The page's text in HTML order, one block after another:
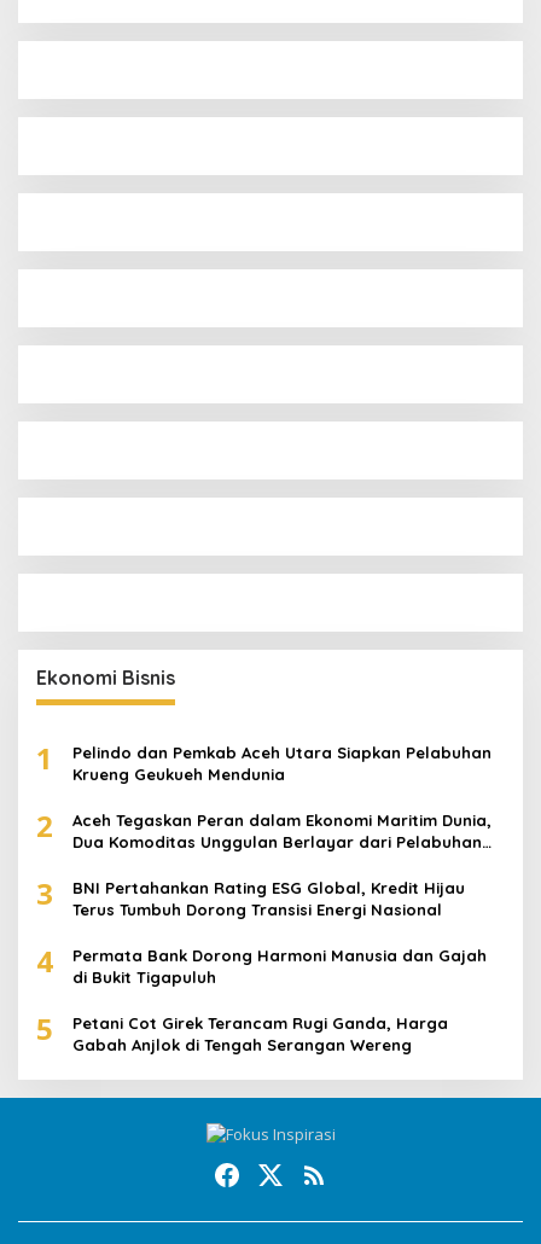
Ekonomi Bisnis
1
Pelindo dan Pemkab Aceh Utara Siapkan Pelabuhan
Krueng Geukueh Mendunia
2
Aceh Tegaskan Peran dalam Ekonomi Maritim Dunia,
Dua Komoditas Unggulan Berlayar dari Pelabuhan
3
BNI Pertahankan Rating ESG Global, Kredit Hijau
Terus Tumbuh Dorong Transisi Energi Nasional
4
Permata Bank Dorong Harmoni Manusia dan Gajah
di Bukit Tigapuluh
5
Petani Cot Girek Terancam Rugi Ganda, Harga
Gabah Anjlok di Tengah Serangan Wereng